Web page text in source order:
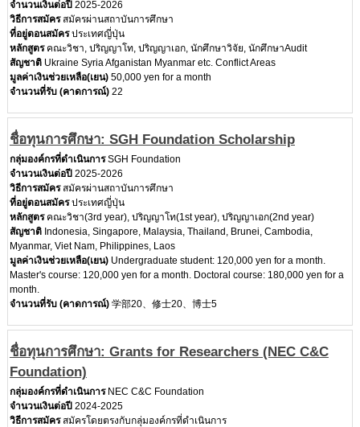
จำนวนเงินต่อปี 2025-2026
วิธีการสมัครสมัครผ่านสถาบันการศึกษา
ที่อยู่ตอนสมัครประเทศญี่ปุ่น
หลักสูตรคณะวิชา, ปริญญาโท, ปริญญาเอก, นักศึกษาวิจัย, นักศึกษาAudit
สัญชาติUkraine Syria Afganistan Myanmar etc. Conflict Areas
มูลค่าเงินช่วยเหลือ(เยน)50,000 yen for a month
จำนวนที่รับ (คาดการณ์)22
ชื่อทุนการศึกษา: SGH Foundation Scholarship
กลุ่มองค์กรที่ดำเนินการSGH Foundation
จำนวนเงินต่อปี 2025-2026
วิธีการสมัครสมัครผ่านสถาบันการศึกษา
ที่อยู่ตอนสมัครประเทศญี่ปุ่น
หลักสูตรคณะวิชา(3rd year), ปริญญาโท(1st year), ปริญญาเอก(2nd year)
สัญชาติIndonesia, Singapore, Malaysia, Thailand, Brunei, Cambodia,
Myanmar, Viet Nam, Philippines, Laos
มูลค่าเงินช่วยเหลือ(เยน)Undergraduate student: 120,000 yen for a month.
Master's course: 120,000 yen for a month. Doctoral course: 180,000 yen for a
month.
จำนวนที่รับ (คาดการณ์)学部20、修士20、博士5
ชื่อทุนการศึกษา: Grants for Researchers (NEC C&C
Foundation)
กลุ่มองค์กรที่ดำเนินการNEC C&C Foundation
จำนวนเงินต่อปี 2024-2025
วิธีการสมัครสมัครโดยตรงกับกลุ่มองค์กรที่ดำเนินการ